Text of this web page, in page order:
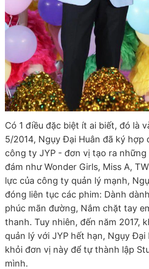
Có 1 điều đặc biệt ít ai biết, đó là
5/2014, Ngụy Đại Huân đã ký hợp
công ty JYP - đơn vị tạo ra
đám như Wonder Girls, Miss A,
lực của công ty quản lý mạnh,
đóng liên tục các phim: Dành
phúc mãn đường, Nắm chặt tay
thanh. Tuy nhiên, đến năm 2017,
quản lý với JYP hết hạn, Ngụy Đại
khỏi đơn vị này để tự thành lập
mình.